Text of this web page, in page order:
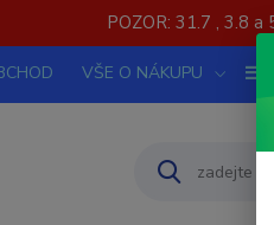
POZOR: 31.7 , 3.8
VŠE O NÁKUPU